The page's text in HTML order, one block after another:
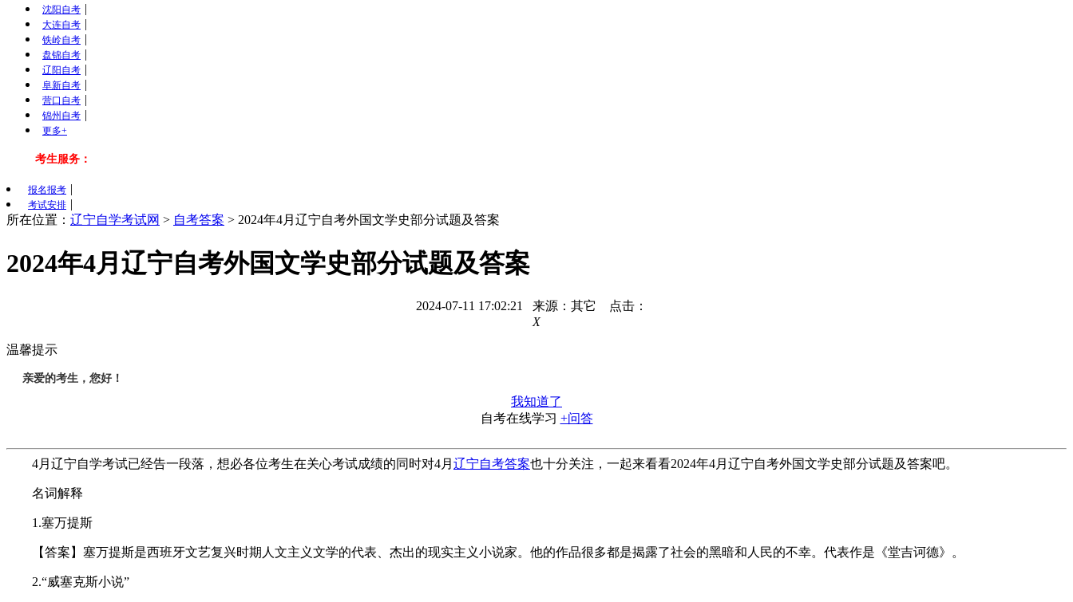
沈阳自考 |
大连自考 |
铁岭自考 |
盘锦自考 |
辽阳自考 |
阜新自考 |
营口自考 |
锦州自考 |
更多+
考生服务：
报名报考 |
考试安排 |
所在位置： 辽宁自学考试网 > 自考答案 > 2024年4月辽宁自考外国文学史部分试题及答案
2024年4月辽宁自考外国文学史部分试题及答案
2024-07-11 17:02:21 来源：其它 点击：
X
温馨提示
亲爱的考生，您好！
我知道了
自考在线学习 +问答
4月辽宁自学考试已经告一段落，想必各位考生在关心考试成绩的同时对4月 辽宁自考答案也十分关注，一起来看看2024年4月辽宁自考外国文学史部分试题及答案吧。
名词解释
1.塞万提斯
【答案】塞万提斯是西班牙文艺复兴时期人文主义文学的代表、杰出的现实主义小说家。他的作品很多都是揭露了社会的黑暗和人民的不幸。代表作是《堂吉诃德》。
2.“威塞克斯小说”